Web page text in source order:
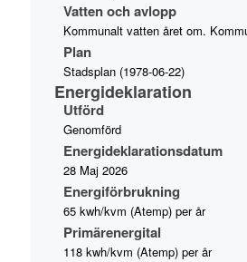
Vatten och avlopp
Kommunalt vatten året om.
Plan
Stadsplan (1978-06-22)
Energideklaration
Utförd
Genomförd
Energideklarationsdatum
28 Maj 2026
Energiförbrukning
65 kwh/kvm (Atemp) per år
Primärenergital
118 kwh/kvm (Atemp) per år